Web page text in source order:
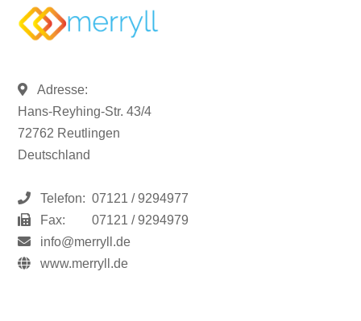
Adresse:
Hans-Reyhing-Str. 43/4
72762 Reutlingen
Deutschland
Telefon: 07121 / 9294977
Fax:
07121 / 9294979
info@merryll.de
www.merryll.de